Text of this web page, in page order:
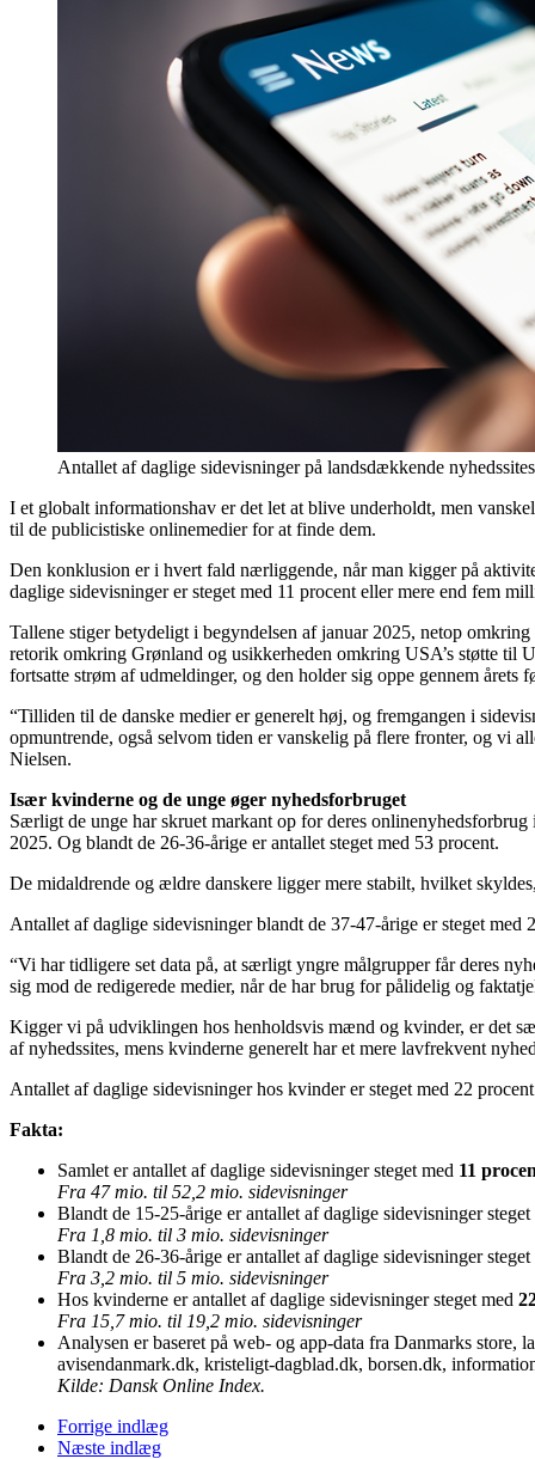
Antallet af daglige sidevisninger på landsdækkende
I et globalt informationshav er det let at blive underholdt, men
til de publicistiske onlinemedier for at finde dem.
Den konklusion er i hvert fald nærliggende, når man kigger på
daglige sidevisninger er steget med 11 procent eller mere end fem
Tallene stiger betydeligt i begyndelsen af januar 2025, netop
retorik omkring Grønland og usikkerheden omkring USA’s støtte til
fortsatte strøm af udmeldinger, og den holder sig oppe gennem årets
“Tilliden til de danske medier er generelt høj, og fremgangen i
opmuntrende, også selvom tiden er vanskelig på flere fronter, og vi
Nielsen.
Især kvinderne og de unge øger nyhedsforbruget
Særligt de unge har skruet markant op for deres
2025. Og blandt de 26-36-årige er antallet steget med 53 procent.
De midaldrende og ældre danskere ligger mere stabilt, hvilket
Antallet af daglige sidevisninger blandt de 37-47-årige er steget
“Vi har tidligere set data på, at særligt yngre målgrupper får deres
sig mod de redigerede medier, når de har brug for pålidelig og
Kigger vi på udviklingen hos henholdsvis mænd og kvinder, er det
af nyhedssites, mens kvinderne generelt har et mere lavfrekvent
Antallet af daglige sidevisninger hos kvinder er steget med 22
Fakta:
Samlet er antallet af daglige sidevisninger steget med 11
Fra 47 mio. til 52,2 mio. sidevisninger
Blandt de 15-25-årige er antallet af daglige sidevisninger steget
Fra 1,8 mio. til 3 mio. sidevisninger
Blandt de 26-36-årige er antallet af daglige sidevisninger steget
Fra 3,2 mio. til 5 mio. sidevisninger
Hos kvinderne er antallet af daglige sidevisninger steget med
Fra 15,7 mio. til 19,2 mio. sidevisninger
Analysen er baseret på web- og app-data fra Danmarks
avisendanmark.dk, kristeligt-dagblad.dk, borsen.dk,
Kilde: Dansk Online Index.
Forrige indlæg
Næste indlæg